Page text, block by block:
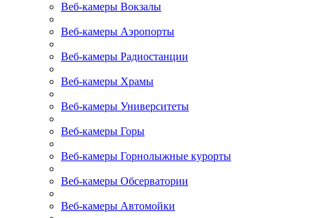
Веб-камеры Вокзалы
Веб-камеры Аэропорты
Веб-камеры Радиостанции
Веб-камеры Храмы
Веб-камеры Университеты
Веб-камеры Горы
Веб-камеры Горнолыжные курорты
Веб-камеры Обсерватории
Веб-камеры Автомойки